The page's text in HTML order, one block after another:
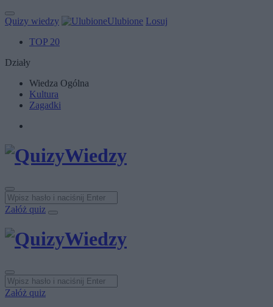
Quizy wiedzy Ulubione Losuj
TOP 20
Działy
Wiedza Ogólna
Kultura
Zagadki
Załóż quiz
Załóż quiz